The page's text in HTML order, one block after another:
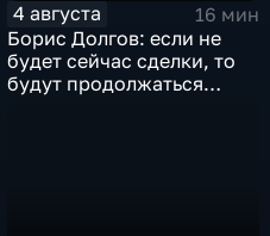
4 августа
16 мин
Борис Долгов: если не
будет сейчас сделки, то
будут продолжаться